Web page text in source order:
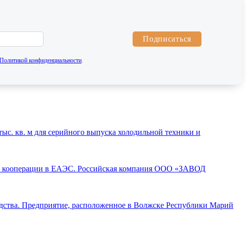
Подписаться
Политикой конфиденциальности.
кв. м для серийного выпуска холодильной техники и
кооперации в ЕАЭС. Российская компания ООО «ЗАВОД
Предприятие, расположенное в Волжске Республики Марий